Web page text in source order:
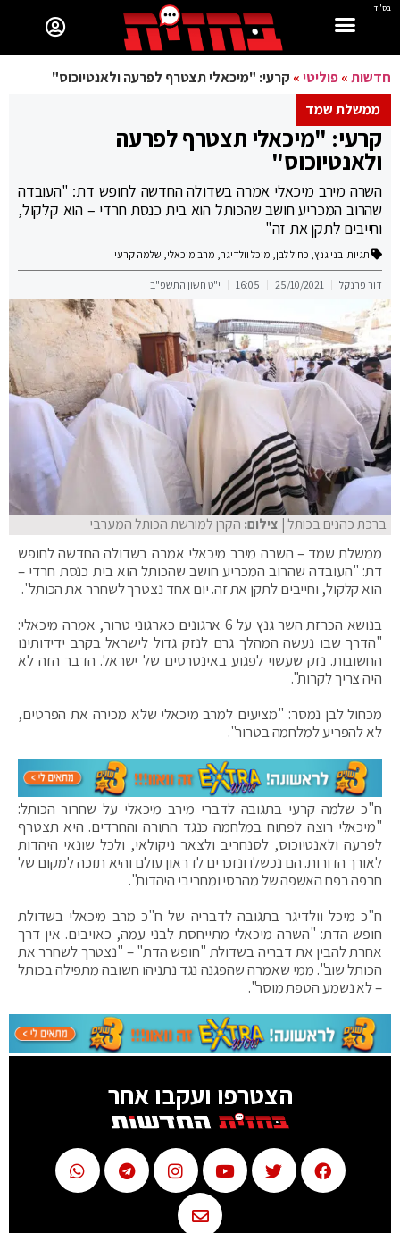
בס"ד
חדשות»פוליטי» קרעי: "מיכאלי תצטרף לפרעה ולאנטיוכוס"
ממשלת שמד
קרעי: "מיכאלי תצטרף לפרעה
ולאנטיוכוס"
השרה מירב מיכאלי אמרה בשדולה החדשה לחופש דת: "העובדה
שהרוב המכריע חושב שהכותל הוא בית כנסת חרדי – הוא קלקול,
וחייבים לתקן את זה"
תגיות: בני גנץ, כחול לבן, מיכל וולדיגר, מרב מיכאלי, שלמה קרעי
דור פרנקל 25/10/2021
16:05 י"ט חשון התשפ"ב
ברכת כהנים בכותל| צילום: הקרן למורשת הכותל המערבי
ממשלת שמד – השרה מירב מיכאלי אמרה בשדולה החדשה לחופש
דת: "העובדה שהרוב המכריע חושב שהכותל הוא בית כנסת חרדי –
הוא קלקול, וחייבים לתקן את זה. יום אחד נצטרך לשחרר את הכותל".
בנושא הכרזת השר גנץ על 6 ארגונים כארגוני טרור, אמרה מיכאלי:
"הדרך שבו נעשה המהלך גרם לנזק גדול לישראל בקרב ידידותינו
החשובות. נזק שעשוי לפגוע באינטרסים של ישראל. הדבר הזה לא
היה צריך לקרות".
מכחול לבן נמסר: "מציעים למרב מיכאלי שלא מכירה את הפרטים,
לא להפריע למלחמה בטרור".
ח"כ שלמה קרעי בתגובה לדברי מירב מיכאלי על שחרור הכותל:
"מיכאלי רוצה לפתוח במלחמה כנגד התורה והחרדים. היא תצטרף
לפרעה ולאנטיוכוס, לסנחריב ולצאר ניקולאי, ולכל שונאי היהדות
לאורך הדורות. הם נכשלו ונזכרים לדראון עולם והיא תזכה למקום של
חרפה בפח האשפה של מהרסי ומחריבי היהדות".
ח"כ מיכל וולדיגר בתגובה לדבריה של ח"כ מרב מיכאלי בשדולת
חופש הדת: "‏השרה מיכאלי מתייחסת לבני עמה, כאויבים. אין דרך
אחרת להבין את דבריה בשדולת "חופש הדת" – "נצטרך לשחרר את
הכותל שוב". ממי שאמרה שהפגנה נגד נתניהו חשובה מתפילה בכותל
– לא נשמע הטפת מוסר".
הצטרפו ועקבו אחר